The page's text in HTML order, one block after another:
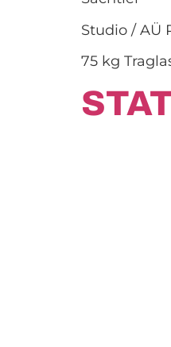
Studio / AÜ
75 kg